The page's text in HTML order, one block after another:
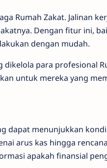
Rumah Zakat. Jalinan
Dengan fitur ini,
dengan mudah.
para profesional
untuk mereka yang
dapat menunjukkan
arus kas hingga
apakah finansial